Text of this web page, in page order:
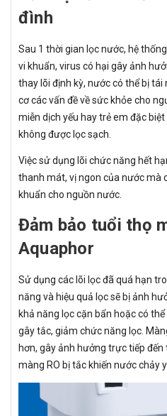
đình
Sau 1 thời gian lọc nước, hệ
vi khuẩn, virus có hại gây ảnh
thay lõi định kỳ, nước có thể bị
cơ các vấn đề về sức khỏe cho
miễn dịch yếu hay trẻ em đặc
không được lọc sạch.
Việc sử dụng lõi chức năng hết
thanh mát, vị ngon của nước mà
khuẩn cho nguồn nước.
Đảm bảo tuổi thọ
Aquaphor
Sử dụng các lõi lọc đã quá hạn
năng và hiệu quả lọc sẽ bị ảnh
khả năng lọc cặn bẩn hoặc có
gây tắc, giảm chức năng lọc.
hơn, gây ảnh hưởng trực tiếp đến
màng RO bị tắc khiến nước chảy